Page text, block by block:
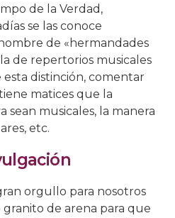
de la Verdad,
se las conoce
de «hermandades
de repertorios musicales
esta distinción, comentar
matices que la
sean musicales, la manera
etc.
orgullo para nosotros
de arena para que